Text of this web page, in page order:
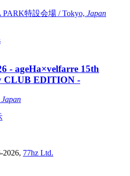
特設会場 / Tokyo, Japan
- ageHa×velfarre 15th
CLUB EDITION -
Japan
2026, 77hz Ltd.